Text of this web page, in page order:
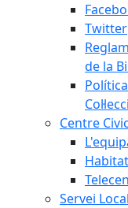
Twitter
de la
Centre Civic
Servei